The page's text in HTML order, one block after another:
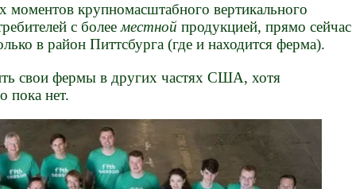
крупномасштабного вертикального
с болееместнойпродукцией, прямо сейчас
в район Питтсбурга (где и находится ферма).
свои фермы в других частях США, хотя
пока нет.